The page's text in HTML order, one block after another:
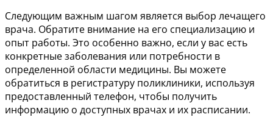
Следующим важным шагом является выбор лечащего
врача. Обратите внимание на его специализацию и
опыт работы. Это особенно важно, если у вас есть
конкретные заболевания или потребности в
определенной области медицины. Вы можете
обратиться в регистратуру поликлиники, используя
предоставленный телефон, чтобы получить
информацию о доступных врачах и их расписании.